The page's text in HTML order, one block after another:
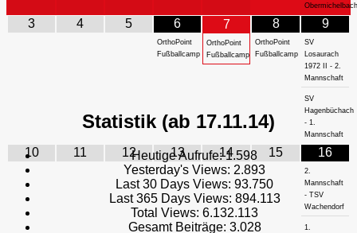
Obermichelbach
3 4 5 6
OrthoPoint
Fußballcamp
7
OrthoPoint
Fußballcamp
8
OrthoPoint
Fußballcamp
9
SV
Losaurach
1972 II - 2.
Mannschaft
SV
Hagenbüchach
- 1.
Mannschaft
10 11 12 13 14 15 16
2.
Mannschaft
- TSV
Wachendorf
1.
Statistik (ab 17.11.14)
Heutige Aufrufe:1.598
Yesterday's Views: 2.893
Last 30 Days Views: 93.750
Last 365 Days Views: 894.113
Total Views: 6.132.113
Gesamt Beiträge: 3.028